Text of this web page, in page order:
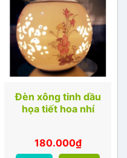
Đèn xông tinh dầu
họa tiết hoa nhí
180.000₫